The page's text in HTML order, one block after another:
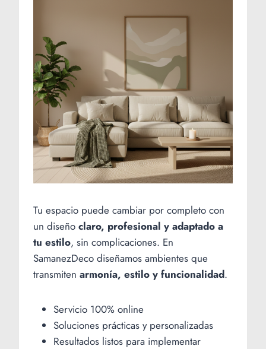
Tu espacio puede cambiar por completo con
un diseño claro, profesional y adaptado a
tu estilo, sin complicaciones. En
SamanezDeco diseñamos ambientes que
transmiten armonía, estilo y funcionalidad.
Servicio 100% online
Soluciones prácticas y personalizadas
Resultados listos para implementar